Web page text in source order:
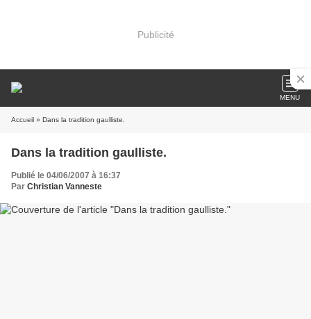
Publicité
MENU
Accueil » Dans la tradition gaulliste.
Dans la tradition gaulliste.
Publié le 04/06/2007 à 16:37
Par Christian Vanneste